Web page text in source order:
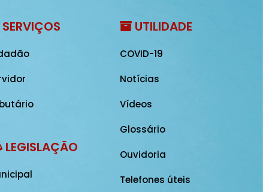
LEGISLAÇÃO
UTILIDADE
COVID-19
Notícias
Vídeos
Glossário
Ouvidoria
Telefones úteis